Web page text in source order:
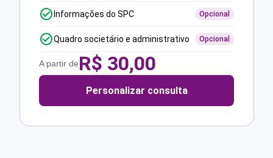
Informações do SPC Opcional
Quadro societário e administrativo Opcional
A partir deR$ 30,00
Personalizar consulta